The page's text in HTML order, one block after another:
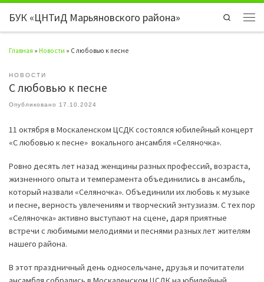
Перейти к содержимому
БУК «ЦНТиД Марьяновского района»
Search
Главная » Новости » С любовью к песне
НОВОСТИ
С любовью к песне
Опубликовано 17.10.2024
11 октября в Москаленском ЦСДК состоялся юбилейный концерт
«С любовью к песне» вокального ансамбля «Селяночка».
Ровно десять лет назад женщины разных профессий, возраста,
жизненного опыта и темперамента объединились в ансамбль,
который назвали «Селяночка». Объединили их любовь к музыке
и песне, верность увлечениям и творческий энтузиазм. С тех пор
«Селяночка» активно выступают на сцене, даря приятные
встречи с любимыми мелодиями и песнями разных лет жителям
нашего района.
В этот праздничный день односельчане, друзья и почитатели